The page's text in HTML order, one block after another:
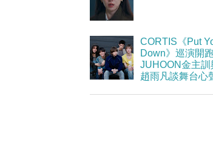
CORTIS《Put
Down》巡演開
JUHOON金主訓
趙雨凡談舞台心